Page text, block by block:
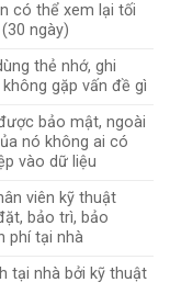
có thể xem lại tối
ngày)
thẻ nhớ, ghi
gặp vấn đề gì
bảo mật, ngoài
nó không ai có
vào dữ liệu
viên kỹ thuật
bảo trì, bảo
phí tại nhà
tại nhà bởi kỹ thuật